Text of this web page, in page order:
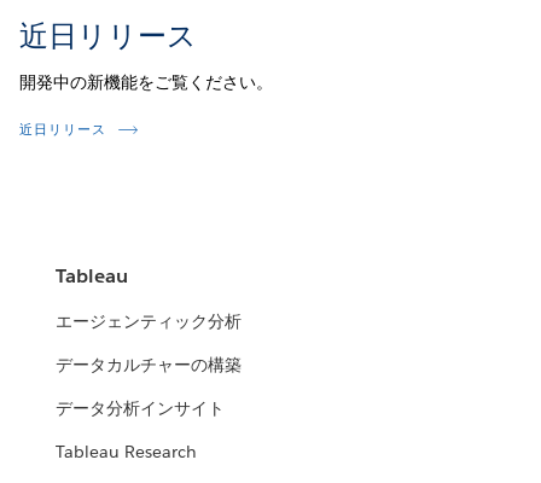
近日リリース
開発中の新機能をご覧ください。
近日リリース
Tableau
エージェンティック分析
データカルチャーの構築
データ分析インサイト
Tableau Research